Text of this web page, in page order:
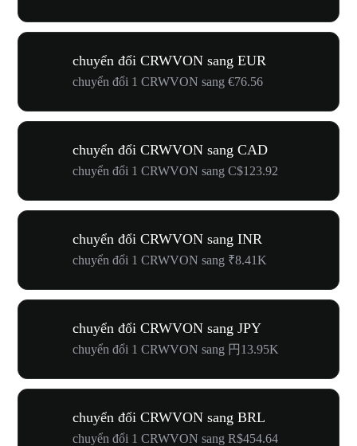
chuyển đổi CRWVON sang EUR
chuyển đổi 1 CRWVON sang €76.56
chuyển đổi CRWVON sang CAD
chuyển đổi 1 CRWVON sang C$123.92
chuyển đổi CRWVON sang INR
chuyển đổi 1 CRWVON sang ₹8.41K
chuyển đổi CRWVON sang JPY
chuyển đổi 1 CRWVON sang 円13.95K
chuyển đổi CRWVON sang BRL
chuyển đổi 1 CRWVON sang R$454.64